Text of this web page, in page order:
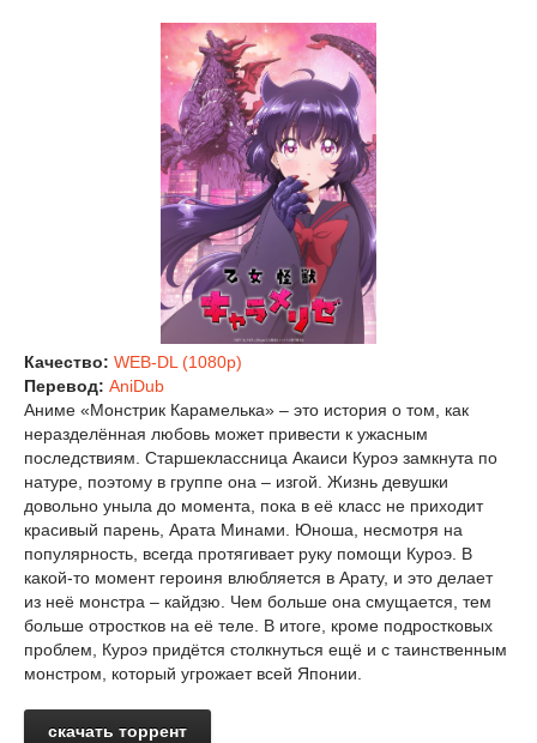
Качество: WEB-DL (1080p)
Перевод: AniDub
Аниме «Монстрик Карамелька» – это история о том, как
неразделённая любовь может привести к ужасным
последствиям. Старшеклассница Акаиси Куроэ замкнута по
натуре, поэтому в группе она – изгой. Жизнь девушки
довольно уныла до момента, пока в её класс не приходит
красивый парень, Арата Минами. Юноша, несмотря на
популярность, всегда протягивает руку помощи Куроэ. В
какой-то момент героиня влюбляется в Арату, и это делает
из неё монстра – кайдзю. Чем больше она смущается, тем
больше отростков на её теле. В итоге, кроме подростковых
проблем, Куроэ придётся столкнуться ещё и с таинственным
монстром, который угрожает всей Японии.
скачать торрент